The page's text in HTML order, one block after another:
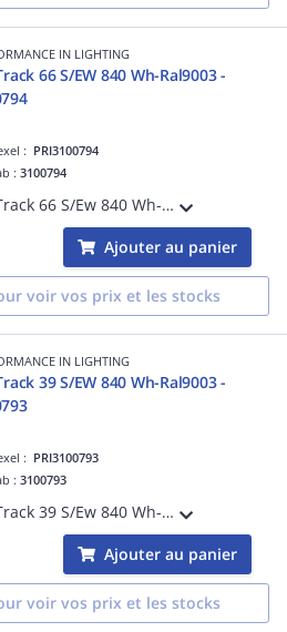
IN LIGHTING
66 S/EW 840 Wh-Ral9003 -
: PRI3100794
:3100794
Try Track 66 S/Ew 840 Wh-Ral9003
Ajouter au panier
voir vos prix et les stocks
IN LIGHTING
39 S/EW 840 Wh-Ral9003 -
: PRI3100793
:3100793
Try Track 39 S/Ew 840 Wh-Ral9003
Ajouter au panier
voir vos prix et les stocks